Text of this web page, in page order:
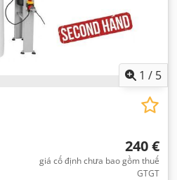
1 / 5
240 €
giá cố định chưa bao gồm thuế
GTGT